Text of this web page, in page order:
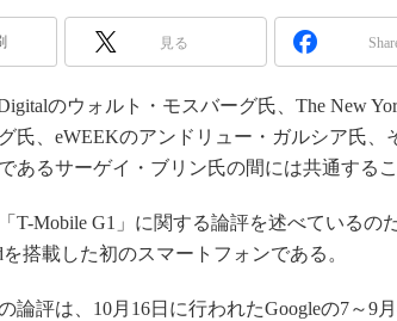
見る
のウォルト・モスバーグ氏、The New
氏、eWEEKのアンドリュー・ガルシア氏、
あるサーゲイ・ブリン氏の間には共通するこ
T-Mobile G1」に関する論評を述べているの
搭載した初のスマートフォンである。
論評は、10月16日に行われたGoogleの7～9